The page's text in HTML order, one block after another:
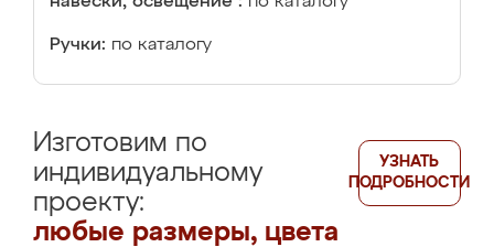
Ручки: по каталогу
Изготовим по
индивидуальному
проекту:
любые размеры, цвета
УЗНАТЬ
ПОДРОБНОСТИ